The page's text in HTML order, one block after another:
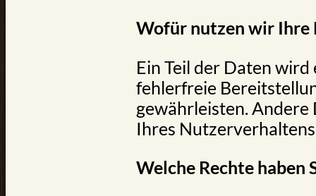
Wofür nutzen wir Ihre
Ein Teil der Daten wird
fehlerfreie
gewährleisten. Andere
Ihres
Welche Rechte haben